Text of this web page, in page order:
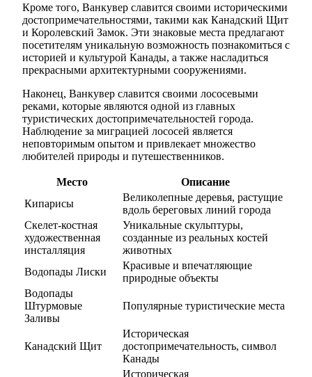
Кроме того, Ванкувер славится своими историческими
достопримечательностями, такими как Канадский Щит
и Королевский Замок. Эти знаковые места предлагают
посетителям уникальную возможность познакомиться с
историей и культурой Канады, а также насладиться
прекрасными архитектурными сооружениями.
Наконец, Ванкувер славится своими лососевыми
реками, которые являются одной из главных
туристических достопримечательностей города.
Наблюдение за миграцией лососей является
неповторимым опытом и привлекает множество
любителей природы и путешественников.
Место
Описание
Кипарисы
Великолепные деревья, растущие
вдоль береговых линий города
Скелет-костная
художественная
инсталляция
Уникальные скульптуры,
созданные из реальных костей
животных
Водопады Лиски
Красивые и впечатляющие
природные объекты
Водопады
Штурмовые
Заливы
Популярные туристические места
Канадский Щит
Историческая
достопримечательность, символ
Канады
Историческая